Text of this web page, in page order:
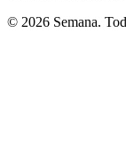
© 2026 Semana.